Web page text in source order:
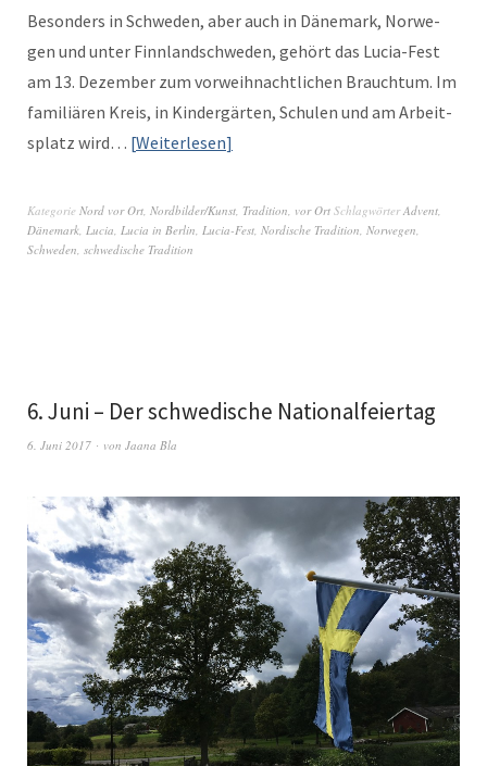
Beson­ders in Schwe­den, aber auch in Däne­mark, Nor­we­
gen und unter Finn­land­schwe­den, gehört das Lucia-Fest
am 13. Dezem­ber zum vor­wei­h­nachtlichen Brauch­tum. Im
famil­iären Kreis, in Kindergärten, Schulen und am Arbeit­
splatz wird… Weit­er­lesen
Kategorie Nord vor Ort, Nordbilder/Kunst, Tradition, vor Ort SchlagwörterAdvent,
Dänemark, Lucia, Lucia in Berlin, Lucia-Fest, Nordische Tradition, Norwegen,
Schweden, schwedische Tradition
6. Juni – Der schwedische Nationalfeiertag
6. Juni 2017 von Jaana Bla